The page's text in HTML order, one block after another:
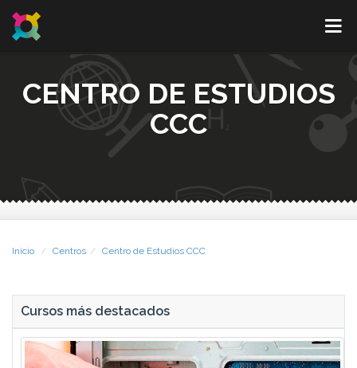
CENTRO DE ESTUDIOS
CCC
Inicio Centros Centro de Estudios CCC
Cursos más destacados